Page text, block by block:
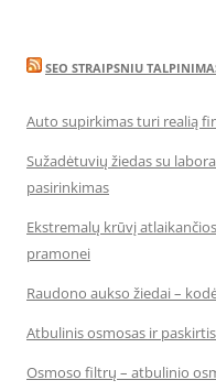
SEO STRAIPSNIU
Auto supirkimas turi realią
Sužadėtuvių žiedas su
pasirinkimas
Ekstremalų krūvį
pramonei
Raudono aukso žiedai –
Atbulinis osmosas ir
Osmoso filtrų – atbulinio